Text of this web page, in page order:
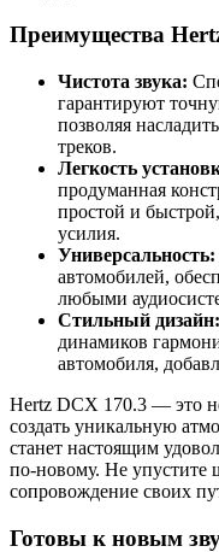
Преимущества
Чистота звука:
гарантируют
позволяя
треков.
Легкость
продуманная
простой и
усилия.
Универсальность:
автомобилей,
любыми
Стильный дизайн:
динамиков
автомобиля,
Hertz DCX 170.3 — это
создать уникальную
станет настоящим
по-новому. Не упустите
сопровождение своих
Готовы к новым